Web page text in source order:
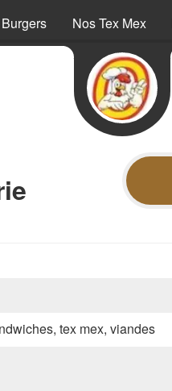
Nos Tex Mex
tex mex, viandes